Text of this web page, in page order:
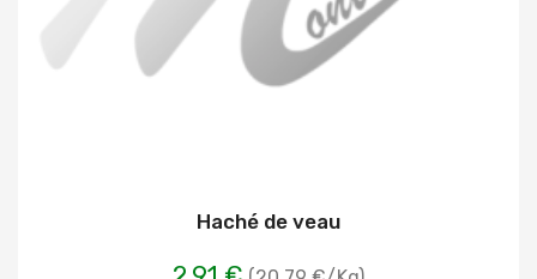
Haché de veau